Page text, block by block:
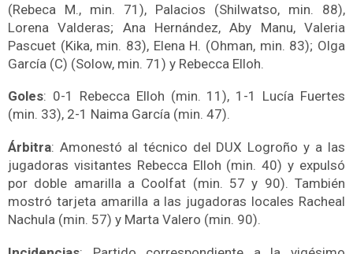
(Rebeca M., min. 71), Palacios (Shilwatso, min. 88),
Lorena Valderas; Ana Hernández, Aby Manu, Valeria
Pascuet (Kika, min. 83), Elena H. (Ohman, min. 83); Olga
García (C) (Solow, min. 71) y Rebecca Elloh.
Goles: 0-1 Rebecca Elloh (min. 11), 1-1 Lucía Fuertes
(min. 33), 2-1 Naima García (min. 47).
Árbitra: Amonestó al técnico del DUX Logroño y a las
jugadoras visitantes Rebecca Elloh (min. 40) y expulsó
por doble amarilla a Coolfat (min. 57 y 90). También
mostró tarjeta amarilla a las jugadoras locales Racheal
Nachula (min. 57) y Marta Valero (min. 90).